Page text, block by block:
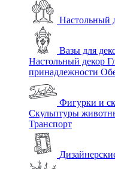
Настольный
Вазы для
Настольный декор
принадлежности
Фигурки и
Скульптуры
Транспорт